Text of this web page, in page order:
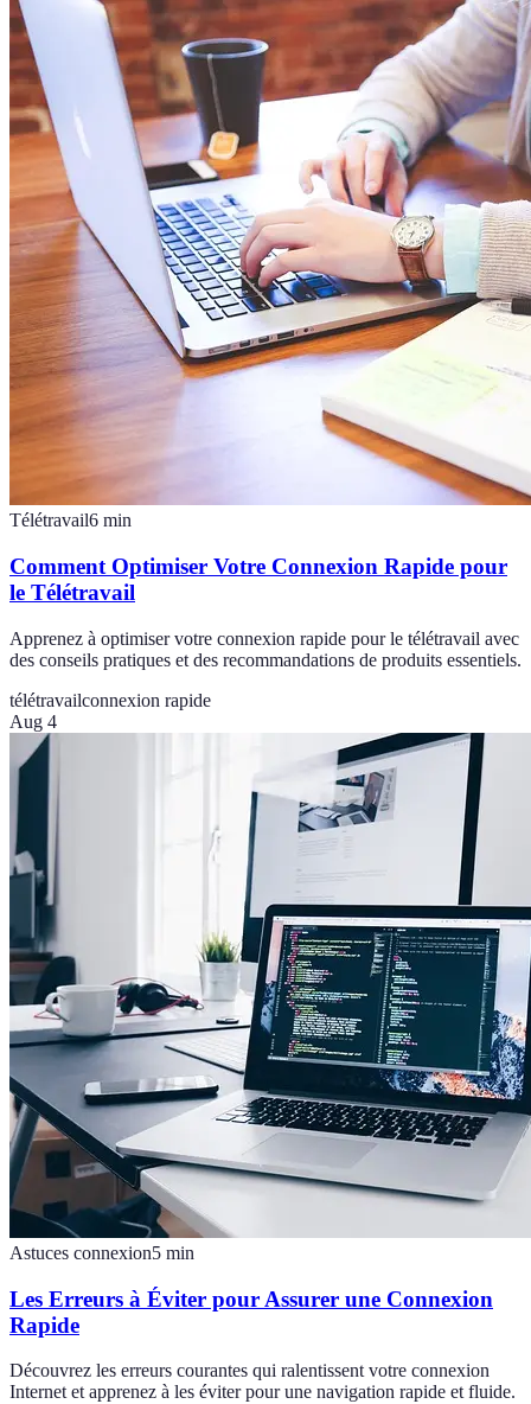
Télétravail6 min
Comment Optimiser Votre Connexion Rapide pour
le Télétravail
Apprenez à optimiser votre connexion rapide pour le télétravail avec
des conseils pratiques et des recommandations de produits essentiels.
télétravailconnexion rapide
Aug 4
Astuces connexion5 min
Les Erreurs à Éviter pour Assurer une Connexion
Rapide
Découvrez les erreurs courantes qui ralentissent votre connexion
Internet et apprenez à les éviter pour une navigation rapide et fluide.